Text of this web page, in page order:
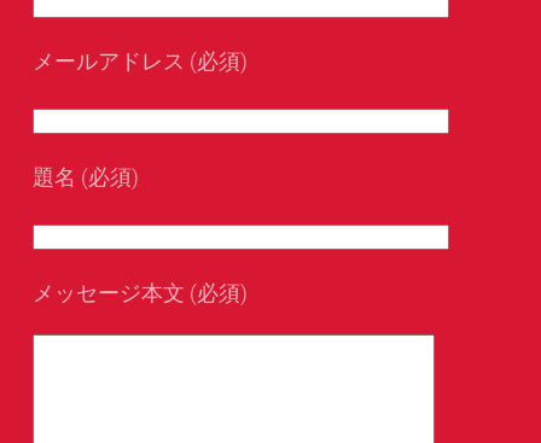
メールアドレス (必須)
題名 (必須)
メッセージ本文 (必須)